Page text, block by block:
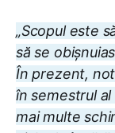
„Scopul este
să se
În prezent,
în semestrul
mai multe